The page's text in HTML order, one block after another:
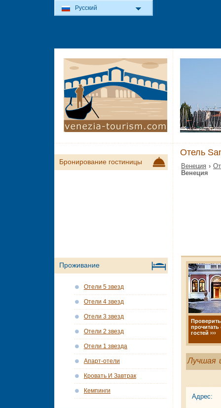
Отель
Венеция ›
Венеция
гостей ›››
Лучшая
Адрес:
Бронирование гостиницы
Проживание
Отели 5 звезд
Отели 4 звезд
Отели 3 звезд
Отели 2 звезд
Отели 1 звезда
Апарт-отели
Кровать И Завтрак
Кемпинги
Русский